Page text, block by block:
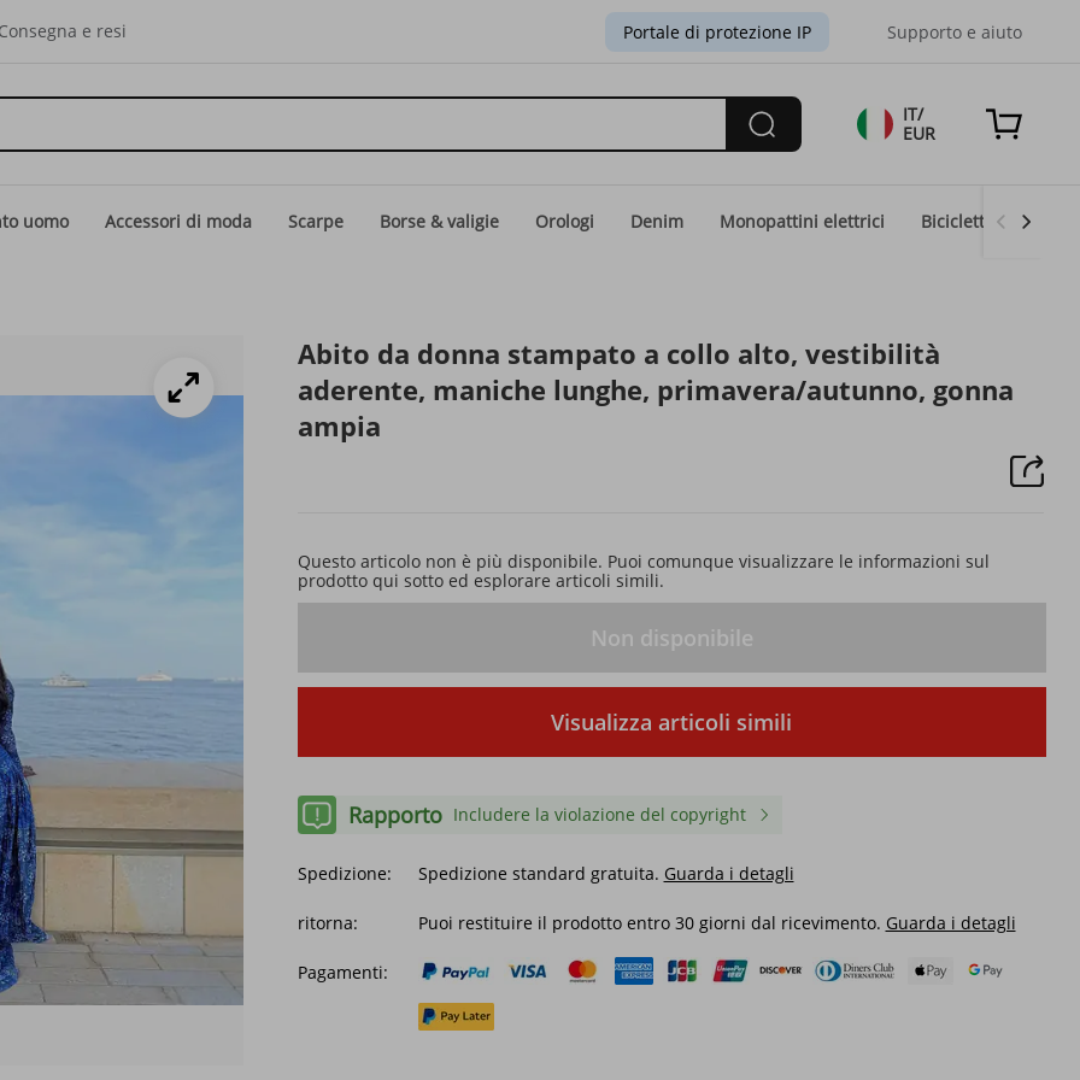
e resi Portale di protezione IP Supporto e aiuto
IT/
EUR
uomo Accessori di moda Scarpe Borse & valigie Orologi Denim Monopattini elettrici Biciclette elettriche
Abito da donna stampato a collo alto, vestibilità
aderente, maniche lunghe, primavera/autunno, gonna
ampia
Questo articolo non è più disponibile. Puoi comunque visualizzare le informazioni sul
prodotto qui sotto ed esplorare articoli simili.
Non disponibile
Visualizza articoli simili
Rapporto Includere la violazione del copyright
Spedizione: Spedizione standard gratuita. Guarda i detagli
ritorna: Puoi restituire il prodotto entro 30 giorni dal ricevimento. Guarda i detagli
Pagamenti: